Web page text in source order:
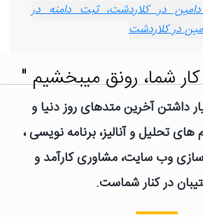
در کلاردشت، ثبت دامنه در
در کلاردشت
شما، رونق میبخشیم "
داشتن آخرین متدهای روز دنیا و
های تحلیل و آنالیز، برنامه نویسی ،
سازی وب سایت، مشاوری کارآمد و
در کنار شماست.